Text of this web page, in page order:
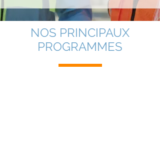
NOS PRINCIPAUX
PROGRAMMES